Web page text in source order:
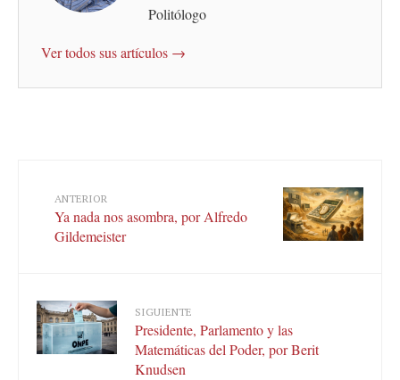
Politólogo
Ver todos sus artículos →
ANTERIOR
Ya nada nos asombra, por Alfredo
Gildemeister
SIGUIENTE
Presidente, Parlamento y las
Matemáticas del Poder, por Berit
Knudsen